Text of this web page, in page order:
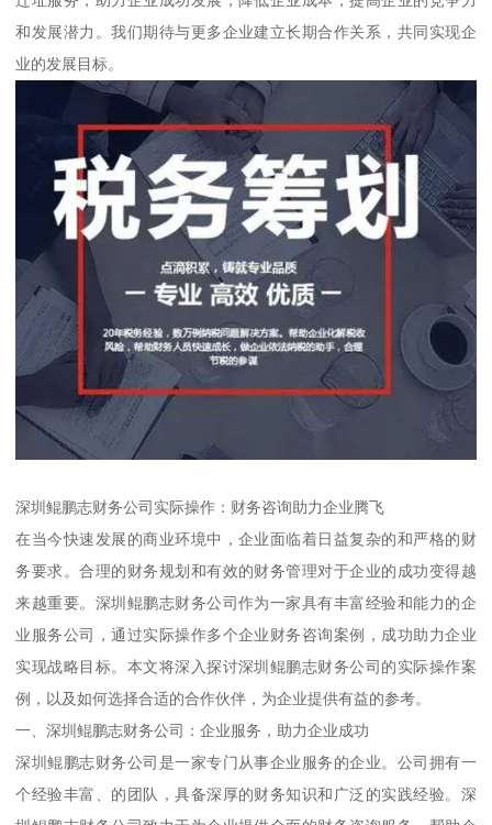
和发展潜力。我们期待与更多企业建立长期合作关系，共同实现企
业的发展目标。
深圳鲲鹏志财务公司实际操作：财务咨询助力企业腾飞
在当今快速发展的商业环境中，企业面临着日益复杂的和严格的财
务要求。合理的财务规划和有效的财务管理对于企业的成功变得越
来越重要。深圳鲲鹏志财务公司作为一家具有丰富经验和能力的企
业服务公司，通过实际操作多个企业财务咨询案例，成功助力企业
实现战略目标。本文将深入探讨深圳鲲鹏志财务公司的实际操作案
例，以及如何选择合适的合作伙伴，为企业提供有益的参考。
一、深圳鲲鹏志财务公司：企业服务，助力企业成功
深圳鲲鹏志财务公司是一家专门从事企业服务的企业。公司拥有一
个经验丰富、的团队，具备深厚的财务知识和广泛的实践经验。深